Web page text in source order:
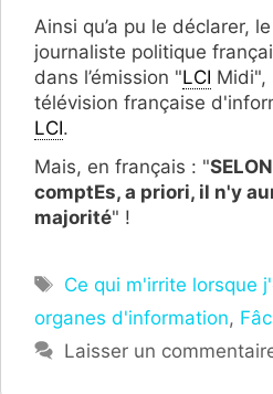
Ainsi qu’a pu le déclarer,
journaliste politique
dans l’émission "LCI Midi",
télévision française
LCI.
Mais, en français : "
comptEs, a priori, il n'y
majorité" !
Étiquettes
Ce qui m'irrite lorsque
organes d'information,
Laisser un